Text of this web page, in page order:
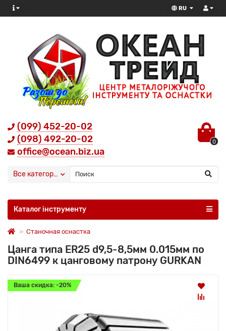
RU
(099) 452-20-02
(098) 492-20-02
office@ocean.biz.ua
0
Все категории
Каталог інструменту
Станочная оснастка
Цанга типа ER25 d9,5-8,5мм 0.015мм по
DIN6499 к цанговому патрону GURKAN
Ваша скидка: -20%